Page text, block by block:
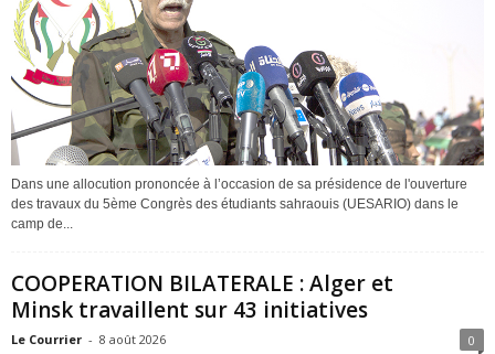
Dans une allocution prononcée à l’occasion de sa présidence de l'ouverture
des travaux du 5ème Congrès des étudiants sahraouis (UESARIO) dans le
camp de...
COOPERATION BILATERALE : Alger et
Minsk travaillent sur 43 initiatives
Le Courrier - 8 août 2026 0